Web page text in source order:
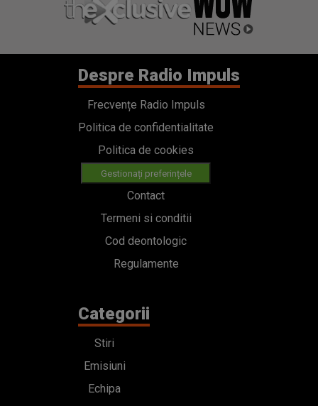
Despre Radio Impuls
Frecvențe Radio Impuls
Politica de confidentialitate
Politica de cookies
Gestionați preferințele
Contact
Termeni si conditii
Cod deontologic
Regulamente
Categorii
Stiri
Emisiuni
Echipa